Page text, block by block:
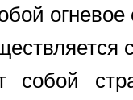
огневое
собой